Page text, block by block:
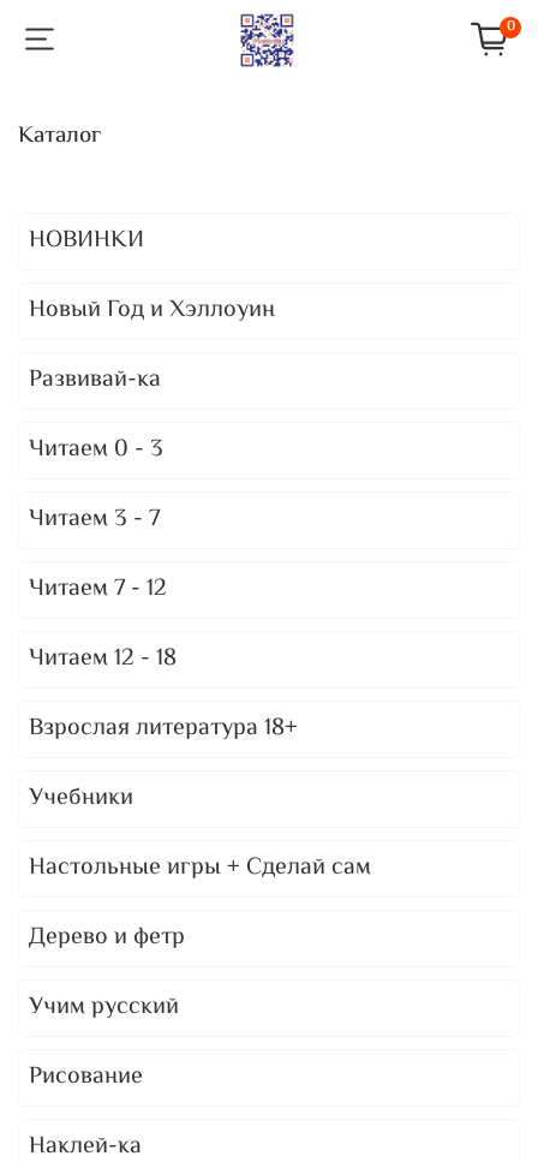
0
Каталог
НОВИНКИ
Новый Год и Хэллоуин
Развивай-ка
Читаем 0 - 3
Читаем 3 - 7
Читаем 7 - 12
Читаем 12 - 18
Взрослая литература 18+
Учебники
Настольные игры + Сделай сам
Дерево и фетр
Учим русский
Рисование
Наклей-ка